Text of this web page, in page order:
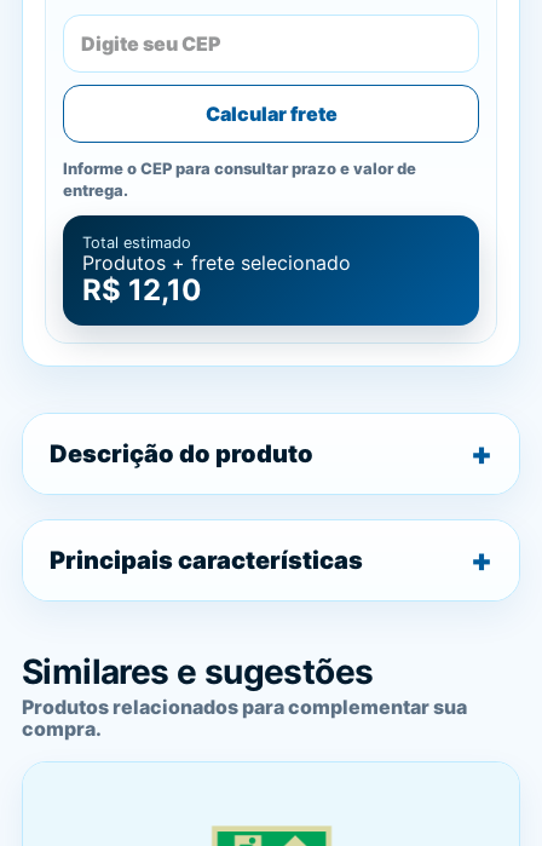
Calcular frete
Informe o CEP para consultar prazo e valor de
entrega.
Total estimado
Produtos + frete selecionado
R$ 12,10
Descrição do produto
Principais características
Similares e sugestões
Produtos relacionados para complementar sua
compra.